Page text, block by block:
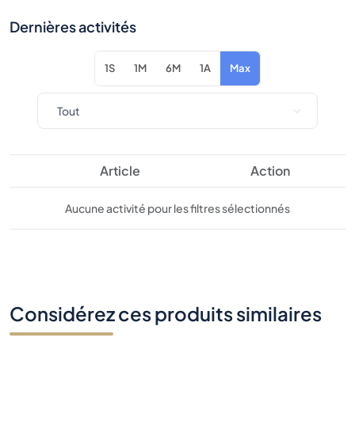
Dernières activités
1S 1M 6M 1A Max
Article Action
Aucune activité pour les filtres sélectionnés
Considérez ces produits similaires